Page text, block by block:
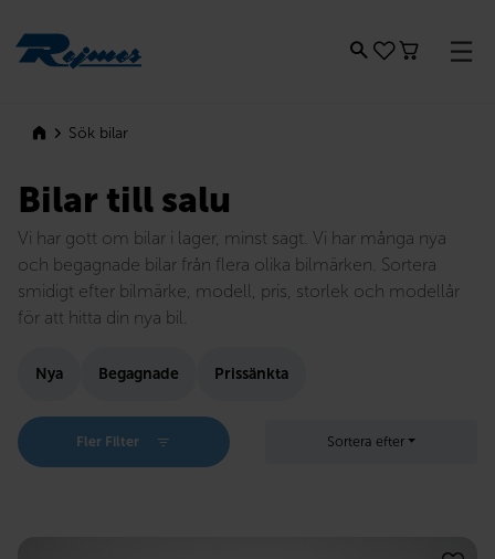
Sök bilar
Bilar till salu
Vi har gott om bilar i lager, minst sagt. Vi har många nya
och begagnade bilar från flera olika bilmärken. Sortera
smidigt efter bilmärke, modell, pris, storlek och modellår
för att hitta din nya bil.
Nya Begagnade Prissänkta
Fler Filter Sortera efter